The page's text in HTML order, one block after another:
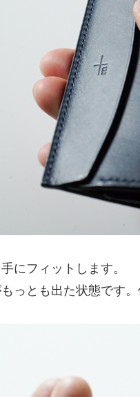
にフィットします。
っとも出た状態です